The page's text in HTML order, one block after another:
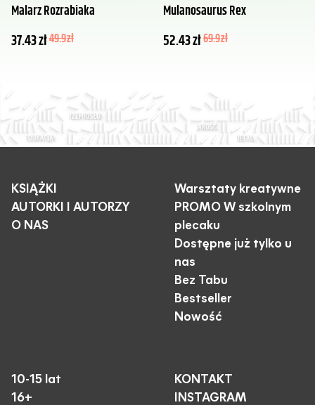
Malarz Rozrabiaka
37.43zł49.9zł
Mulanosaurus Rex
52.43zł69.9zł
KSIĄŻKI
AUTORKI I AUTORZY
O NAS
Warsztaty kreatywne
PROMO W szkolnym
plecaku
Dostępne już tylko u
nas
Bez Tabu
Bestseller
Nowość
10-15 lat
16+
KONTAKT
INSTAGRAM